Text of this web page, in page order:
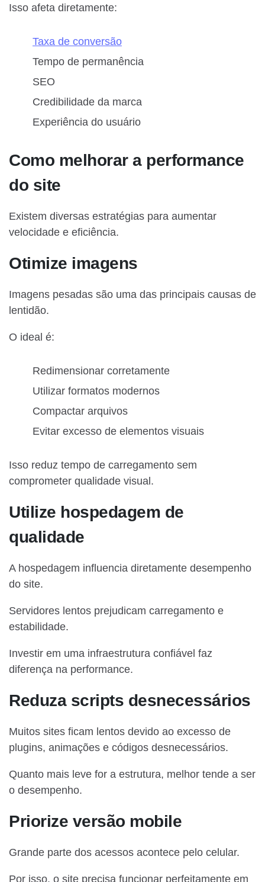
Isso afeta diretamente:
Taxa de conversão
Tempo de permanência
SEO
Credibilidade da marca
Experiência do usuário
Como melhorar a performance
do site
Existem diversas estratégias para aumentar
velocidade e eficiência.
Otimize imagens
Imagens pesadas são uma das principais causas de
lentidão.
O ideal é:
Redimensionar corretamente
Utilizar formatos modernos
Compactar arquivos
Evitar excesso de elementos visuais
Isso reduz tempo de carregamento sem
comprometer qualidade visual.
Utilize hospedagem de
qualidade
A hospedagem influencia diretamente desempenho
do site.
Servidores lentos prejudicam carregamento e
estabilidade.
Investir em uma infraestrutura confiável faz
diferença na performance.
Reduza scripts desnecessários
Muitos sites ficam lentos devido ao excesso de
plugins, animações e códigos desnecessários.
Quanto mais leve for a estrutura, melhor tende a ser
o desempenho.
Priorize versão mobile
Grande parte dos acessos acontece pelo celular.
Por isso, o site precisa funcionar perfeitamente em